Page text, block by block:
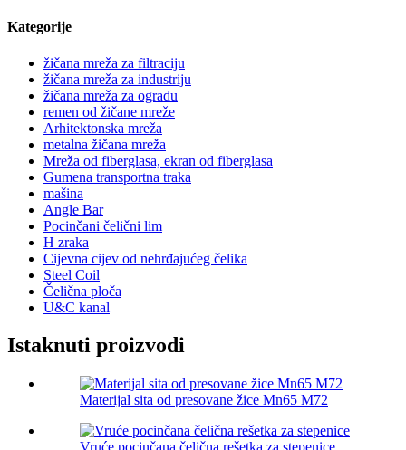
Kategorije
žičana mreža za filtraciju
žičana mreža za industriju
žičana mreža za ogradu
remen od žičane mreže
Arhitektonska mreža
metalna žičana mreža
Mreža od fiberglasa, ekran od fiberglasa
Gumena transportna traka
mašina
Angle Bar
Pocinčani čelični lim
H zraka
Cijevna cijev od nehrđajućeg čelika
Steel Coil
Čelična ploča
U&C kanal
Istaknuti proizvodi
Materijal sita od presovane žice Mn65 M72